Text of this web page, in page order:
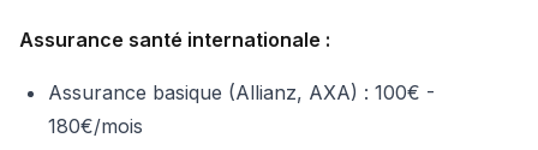
Assurance santé internationale :
Assurance basique (Allianz, AXA) : 100€ -
180€/mois